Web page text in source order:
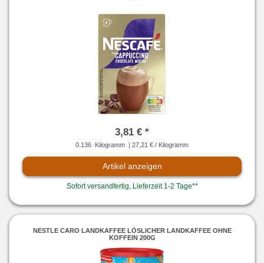
3,81 € *
0.136 Kilogramm | 27,21 € / Kilogramm
Artikel anzeigen
Sofort versandfertig, Lieferzeit 1-2 Tage**
NESTLE CARO LANDKAFFEE LÖSLICHER LANDKAFFEE OHNE
KOFFEIN 200G